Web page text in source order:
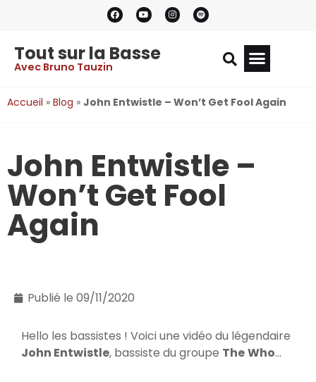
Tout sur la Basse
Avec Bruno Tauzin
Accueil » Blog » John Entwistle – Won’t Get Fool Again
John Entwistle –
Won’t Get Fool
Again
Publié le 09/11/2020
Hello les bassistes ! Voici une vidéo du légendaire
John Entwistle, bassiste du groupe TheWho…